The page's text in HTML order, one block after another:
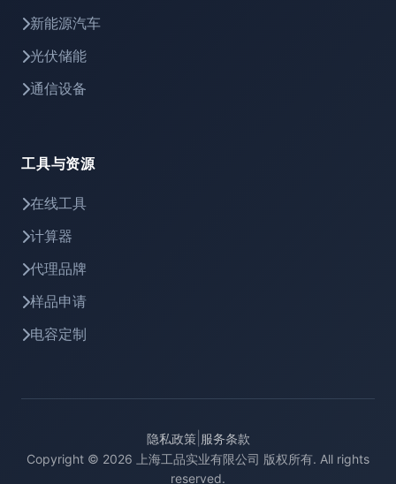
新能源汽车
光伏储能
通信设备
工具与资源
在线工具
计算器
代理品牌
样品申请
电容定制
隐私政策| 服务条款
Copyright © 2026 上海工品实业有限公司 版权所有. All rights
reserved.